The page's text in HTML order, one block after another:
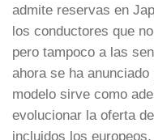
admite reservas en
los conductores que
pero tampoco a las
ahora se ha
modelo sirve como
evolucionar la oferta
incluidos los europeos.